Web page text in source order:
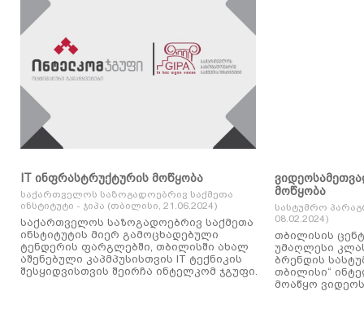
IT ინფრასტრუქტურის მოწყობა
საქართველოს საზოგადოებრივ საქმეთა
ინსტიტუტი - ჯიპა (თბილისი, 21.06.2024)
საქართველოს საზოგადოებრივ საქმეთა
ინსტიტუტის მიერ გამოცხადებული
ტენდერის ფარგლებში, თბილისში ახალ
აშენებული კაპმპუსისთვის IT ტექნიკის
შესყიდვისთვის შეირჩა ინტელკომ ჯგუფი.
მოწყობა
სასტუმრო
08.02.2024)
თბილისის
უმაღლესი
ბრენდის
თბილისი“
მოაწყო